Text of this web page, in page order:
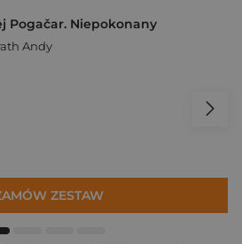
Pogačar. Niepokonany
Andy
ZESTAW